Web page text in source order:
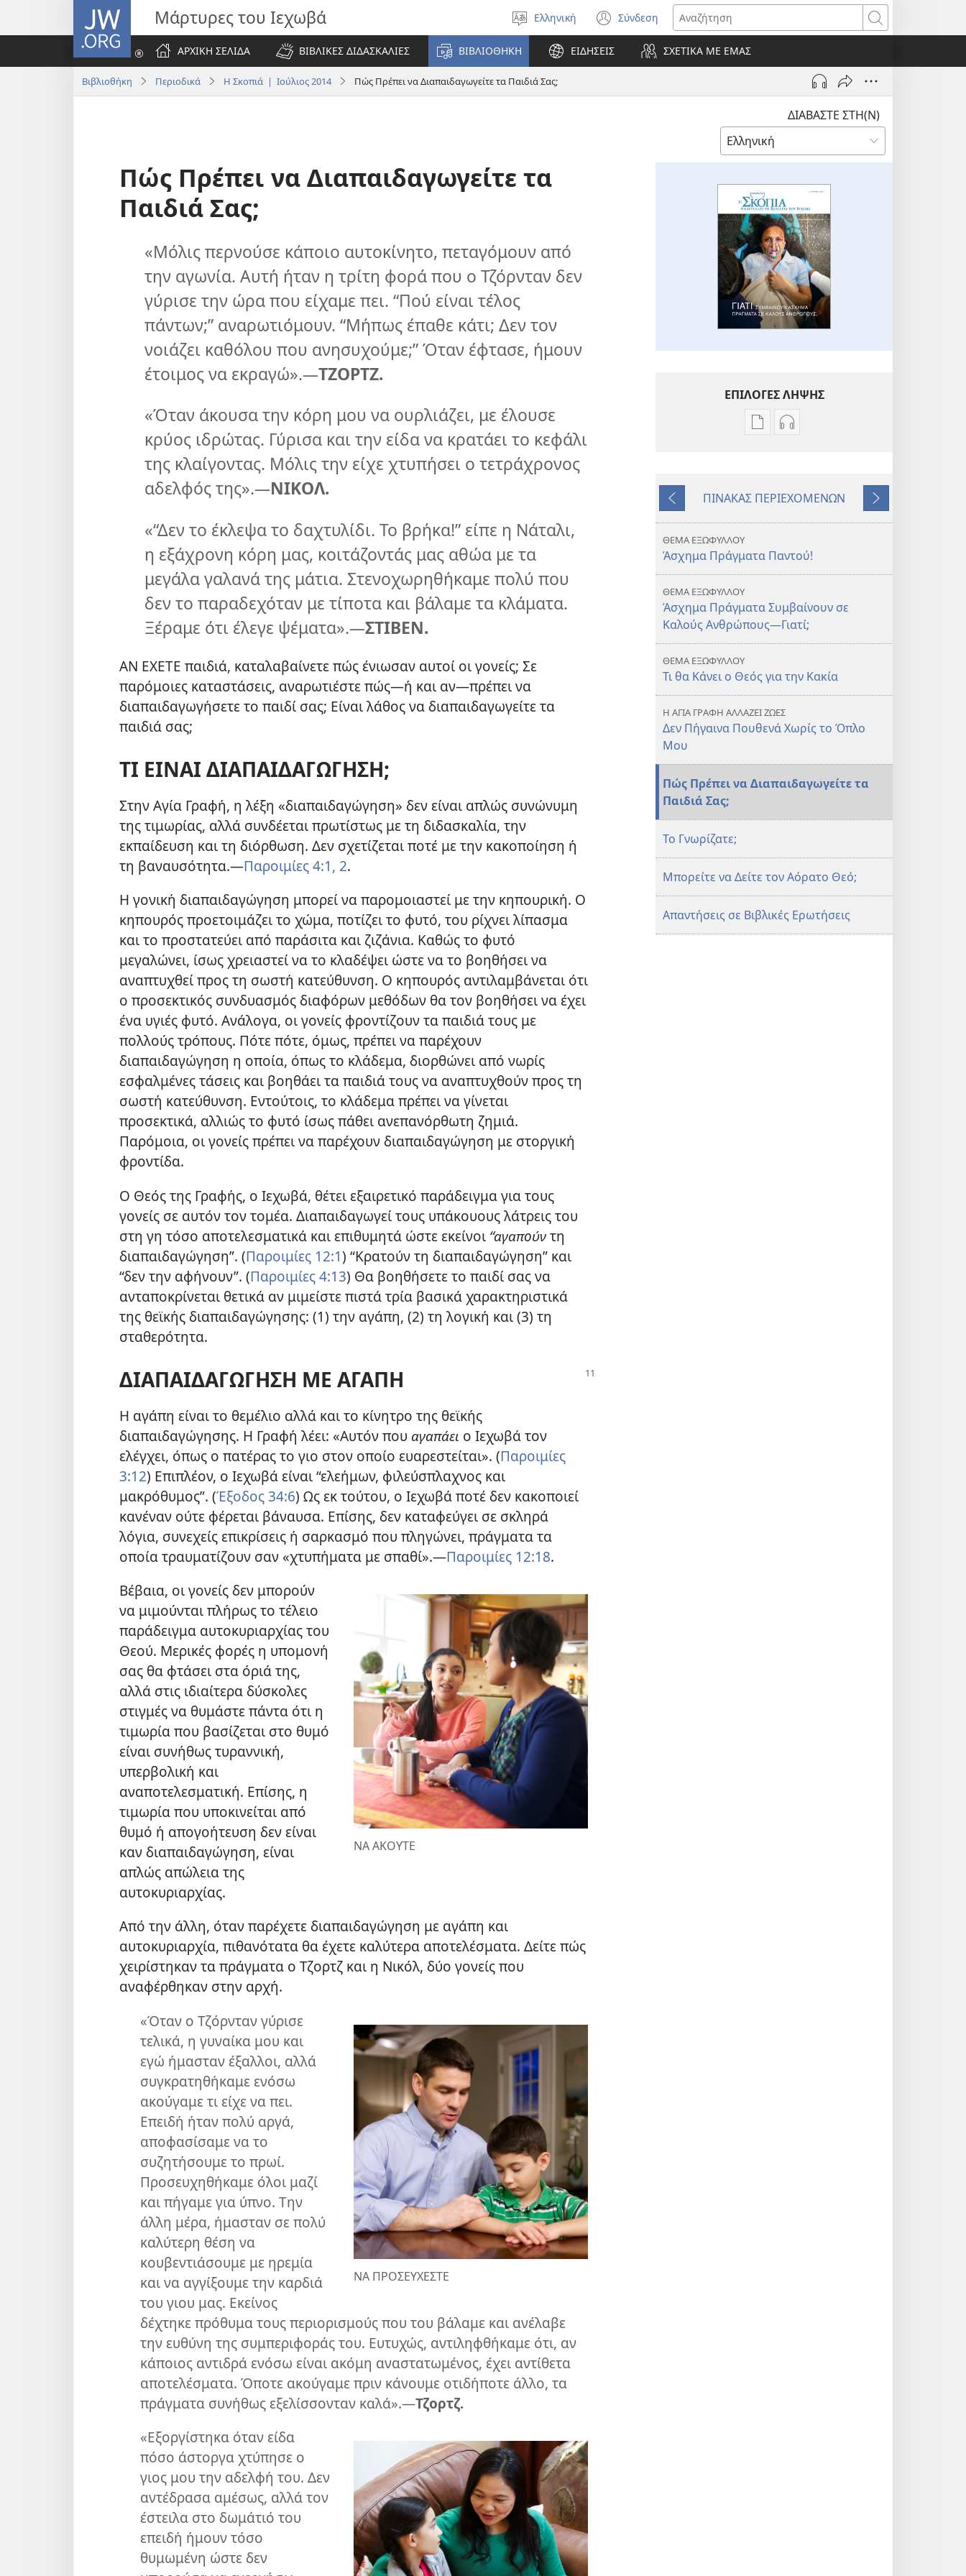
JW.ORG Μάρτυρες του Ιεχωβά
Επιλέξτε
γλώσσα
Ελληνική Σύνδεση
(ανοίγει
νέο
παράθυρο)
Αναζήτηση
ΑΡΧΙΚΗ ΣΕΛΙΔΑ
ΒΙΒΛΙΚΕΣ ΔΙΔΑΣΚΑΛΙΕΣ ΒΙΒΛΙΟΘΗΚΗ ΕΙΔΗΣΕΙΣ ΣΧΕΤΙΚΑ ΜΕ ΕΜΑΣ
Βιβλιοθήκη Περιοδικά Η Σκοπιά | Ιούλιος 2014 Πώς Πρέπει να Διαπαιδαγωγείτε τα Παιδιά Σας;
ΔΙΑΒΑΣΤΕ ΣΤΗ(Ν)
Πώς Πρέπει να Διαπαιδαγωγείτε τα
Παιδιά Σας;
«Μόλις περνούσε κάποιο αυτοκίνητο, πεταγόμουν από
την αγωνία. Αυτή ήταν η τρίτη φορά που ο Τζόρνταν δεν
γύρισε την ώρα που είχαμε πει. “Πού είναι τέλος
πάντων;” αναρωτιόμουν. “Μήπως έπαθε κάτι; Δεν τον
νοιάζει καθόλου που ανησυχούμε;” Όταν έφτασε, ήμουν
έτοιμος να εκραγώ».—ΤΖΟΡΤΖ.
«Όταν άκουσα την κόρη μου να ουρλιάζει, με έλουσε
κρύος ιδρώτας. Γύρισα και την είδα να κρατάει το κεφάλι
της κλαίγοντας. Μόλις την είχε χτυπήσει ο τετράχρονος
αδελφός της».—ΝΙΚΟΛ.
«“Δεν το έκλεψα το δαχτυλίδι. Το βρήκα!” είπε η Νάταλι,
η εξάχρονη κόρη μας, κοιτάζοντάς μας αθώα με τα
μεγάλα γαλανά της μάτια. Στενοχωρηθήκαμε πολύ που
δεν το παραδεχόταν με τίποτα και βάλαμε τα κλάματα.
Ξέραμε ότι έλεγε ψέματα».—ΣΤΙΒΕΝ.
ΑΝ ΕΧΕΤΕ παιδιά, καταλαβαίνετε πώς ένιωσαν αυτοί οι γονείς; Σε
παρόμοιες καταστάσεις, αναρωτιέστε πώς—ή και αν—πρέπει να
διαπαιδαγωγήσετε το παιδί σας; Είναι λάθος να διαπαιδαγωγείτε τα
παιδιά σας;
ΤΙ ΕΙΝΑΙ ΔΙΑΠΑΙΔΑΓΩΓΗΣΗ;
Στην Αγία Γραφή, η λέξη «διαπαιδαγώγηση» δεν είναι απλώς συνώνυμη
της τιμωρίας, αλλά συνδέεται πρωτίστως με τη διδασκαλία, την
εκπαίδευση και τη διόρθωση. Δεν σχετίζεται ποτέ με την κακοποίηση ή
τη βαναυσότητα.—Παροιμίες 4:1, 2.
Η γονική διαπαιδαγώγηση μπορεί να παρομοιαστεί με την κηπουρική. Ο
κηπουρός προετοιμάζει το χώμα, ποτίζει το φυτό, του ρίχνει λίπασμα
και το προστατεύει από παράσιτα και ζιζάνια. Καθώς το φυτό
μεγαλώνει, ίσως χρειαστεί να το κλαδέψει ώστε να το βοηθήσει να
αναπτυχθεί προς τη σωστή κατεύθυνση. Ο κηπουρός αντιλαμβάνεται ότι
ο προσεκτικός συνδυασμός διαφόρων μεθόδων θα τον βοηθήσει να έχει
ένα υγιές φυτό. Ανάλογα, οι γονείς φροντίζουν τα παιδιά τους με
πολλούς τρόπους. Πότε πότε, όμως, πρέπει να παρέχουν
διαπαιδαγώγηση η οποία, όπως το κλάδεμα, διορθώνει από νωρίς
εσφαλμένες τάσεις και βοηθάει τα παιδιά τους να αναπτυχθούν προς τη
σωστή κατεύθυνση. Εντούτοις, το κλάδεμα πρέπει να γίνεται
προσεκτικά, αλλιώς το φυτό ίσως πάθει ανεπανόρθωτη ζημιά.
Παρόμοια, οι γονείς πρέπει να παρέχουν διαπαιδαγώγηση με στοργική
φροντίδα.
Ο Θεός της Γραφής, ο Ιεχωβά, θέτει εξαιρετικό παράδειγμα για τους
γονείς σε αυτόν τον τομέα. Διαπαιδαγωγεί τους υπάκουους λάτρεις του
στη γη τόσο αποτελεσματικά και επιθυμητά ώστε εκείνοι “αγαπούντη
διαπαιδαγώγηση”. (Παροιμίες 12:1) “Κρατούν τη διαπαιδαγώγηση” και
“δεν την αφήνουν”. (Παροιμίες 4:13) Θα βοηθήσετε το παιδί σας να
ανταποκρίνεται θετικά αν μιμείστε πιστά τρία βασικά χαρακτηριστικά
της θεϊκής διαπαιδαγώγησης: (1) την αγάπη, (2) τη λογική και (3) τη
σταθερότητα.
ΔΙΑΠΑΙΔΑΓΩΓΗΣΗ ΜΕ ΑΓΑΠΗ
Η αγάπη είναι το θεμέλιο αλλά και το κίνητρο της θεϊκής
διαπαιδαγώγησης. Η Γραφή λέει: «Αυτόν που αγαπάει ο Ιεχωβά τον
ελέγχει, όπως ο πατέρας το γιο στον οποίο ευαρεστείται». (Παροιμίες
3:12) Επιπλέον, ο Ιεχωβά είναι “ελεήμων, φιλεύσπλαχνος και
μακρόθυμος”. (Έξοδος 34:6) Ως εκ τούτου, ο Ιεχωβά ποτέ δεν κακοποιεί
κανέναν ούτε φέρεται βάναυσα. Επίσης, δεν καταφεύγει σε σκληρά
λόγια, συνεχείς επικρίσεις ή σαρκασμό που πληγώνει, πράγματα τα
οποία τραυματίζουν σαν «χτυπήματα με σπαθί».—Παροιμίες 12:18.
ΝΑ ΑΚΟΥΤΕ
Βέβαια, οι γονείς δεν μπορούν
να μιμούνται πλήρως το τέλειο
παράδειγμα αυτοκυριαρχίας του
Θεού. Μερικές φορές η υπομονή
σας θα φτάσει στα όριά της,
αλλά στις ιδιαίτερα δύσκολες
στιγμές να θυμάστε πάντα ότι η
τιμωρία που βασίζεται στο θυμό
είναι συνήθως τυραννική,
υπερβολική και
αναποτελεσματική. Επίσης, η
τιμωρία που υποκινείται από
θυμό ή απογοήτευση δεν είναι
καν διαπαιδαγώγηση, είναι
απλώς απώλεια της
αυτοκυριαρχίας.
Από την άλλη, όταν παρέχετε διαπαιδαγώγηση με αγάπη και
αυτοκυριαρχία, πιθανότατα θα έχετε καλύτερα αποτελέσματα. Δείτε πώς
χειρίστηκαν τα πράγματα ο Τζορτζ και η Νικόλ, δύο γονείς που
αναφέρθηκαν στην αρχή.
ΝΑ ΠΡΟΣΕΥΧΕΣΤΕ
«Όταν ο Τζόρνταν γύρισε
τελικά, η γυναίκα μου και
εγώ ήμασταν έξαλλοι, αλλά
συγκρατηθήκαμε ενόσω
ακούγαμε τι είχε να πει.
Επειδή ήταν πολύ αργά,
αποφασίσαμε να το
συζητήσουμε το πρωί.
Προσευχηθήκαμε όλοι μαζί
και πήγαμε για ύπνο. Την
άλλη μέρα, ήμασταν σε πολύ
καλύτερη θέση να
κουβεντιάσουμε με ηρεμία
και να αγγίξουμε την καρδιά
του γιου μας. Εκείνος
δέχτηκε πρόθυμα τους περιορισμούς που του βάλαμε και ανέλαβε
την ευθύνη της συμπεριφοράς του. Ευτυχώς, αντιληφθήκαμε ότι, αν
κάποιος αντιδρά ενόσω είναι ακόμη αναστατωμένος, έχει αντίθετα
αποτελέσματα. Όποτε ακούγαμε πριν κάνουμε οτιδήποτε άλλο, τα
πράγματα συνήθως εξελίσσονταν καλά».—Τζορτζ.
«Εξοργίστηκα όταν είδα
πόσο άστοργα χτύπησε ο
γιος μου την αδελφή του. Δεν
αντέδρασα αμέσως, αλλά τον
έστειλα στο δωμάτιό του
επειδή ήμουν τόσο
θυμωμένη ώστε δεν
ΕΠΙΛΟΓΕΣ ΛΗΨΗΣ
Επιλογές
ΣΚΟΠΙΑ
Άσχημα
Καλούς
Ανθρώπους;
Επιλογές
ΣΚΟΠΙΑ
Άσχημα
Καλούς
Ανθρώπους;
Προηγούμενο
ΠΙΝΑΚΑΣ ΠΕΡΙΕΧΟΜΕΝΩΝ
Επόμενο
ΘΕΜΑ ΕΞΩΦΥΛΛΟΥ
Άσχημα Πράγματα Παντού!
ΘΕΜΑ ΕΞΩΦΥΛΛΟΥ
Άσχημα Πράγματα Συμβαίνουν σε
Καλούς Ανθρώπους​—Γιατί;
ΘΕΜΑ ΕΞΩΦΥΛΛΟΥ
Τι θα Κάνει ο Θεός για την Κακία
Η ΑΓΙΑ ΓΡΑΦΗ ΑΛΛΑΖΕΙ ΖΩΕΣ
Δεν Πήγαινα Πουθενά Χωρίς το Όπλο
Μου
Πώς Πρέπει να Διαπαιδαγωγείτε τα
Παιδιά Σας;
Το Γνωρίζατε;
Μπορείτε να Δείτε τον Αόρατο Θεό;
Απαντήσεις σε Βιβλικές Ερωτήσεις